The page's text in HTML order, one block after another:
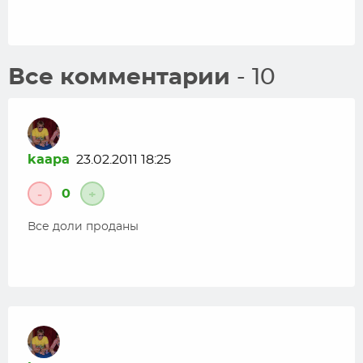
Все комментарии - 10
kaapa 23.02.2011 18:25
- 0 +
Все доли проданы